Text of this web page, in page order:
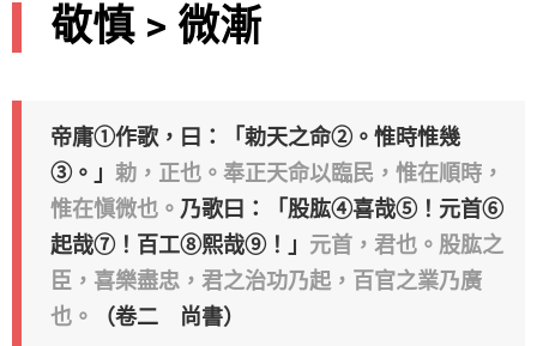
敬慎 > 微漸
帝庸①作歌，曰：「勅天之命②。惟時惟幾
③。」 勅，正也。奉正天命以臨民，惟在順時，
惟在愼微也。 乃歌曰：「股肱④喜哉⑤！元首⑥
起哉⑦！百工⑧熙哉⑨！」 元首，君也。股肱之
臣，喜樂盡忠，君之治功乃起，百官之業乃廣
也。
（卷二 尚書）